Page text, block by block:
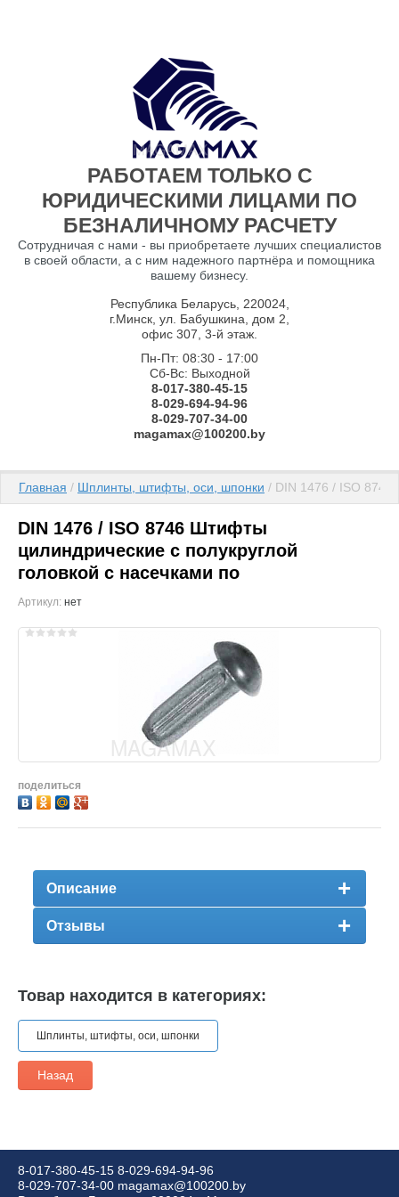
РАБОТАЕМ ТОЛЬКО С
ЮРИДИЧЕСКИМИ ЛИЦАМИ ПО
БЕЗНАЛИЧНОМУ РАСЧЕТУ
Сотрудничая с нами - вы приобретаете лучших специалистов
в своей области, а с ним надежного партнёра и помощника
вашему бизнесу.
8-017-380-45-15
8-029-694-94-96
8-029-707-34-00
magamax@100200.by
Республика Беларусь, 220024,
г.Минск, ул. Бабушкина, дом 2,
офис 307, 3-й этаж.
Пн-Пт: 08:30 - 17:00
Сб-Вс: Выходной
Главная / Шплинты, штифты, оси, шпонки / DIN 1476 / ISO 8746
DIN 1476 / ISO 8746 Штифты
цилиндрические с полукруглой
головкой с насечками по
Артикул: нет
поделиться
Описание
Отзывы
Товар находится в категориях:
Шплинты, штифты, оси, шпонки
Назад
8-017-380-45-15 8-029-694-94-96
8-029-707-34-00 magamax@100200.by